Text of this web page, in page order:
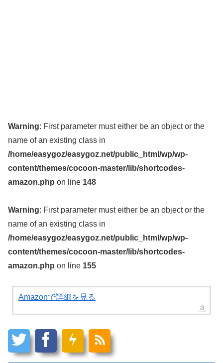
Warning: First parameter must either be an object or the
name of an existing class in
/home/easygoz/easygoz.net/public_html/wp/wp-
content/themes/cocoon-master/lib/shortcodes-
amazon.php on line 148
Warning: First parameter must either be an object or the
name of an existing class in
/home/easygoz/easygoz.net/public_html/wp/wp-
content/themes/cocoon-master/lib/shortcodes-
amazon.php on line 155
Amazonで詳細を見る